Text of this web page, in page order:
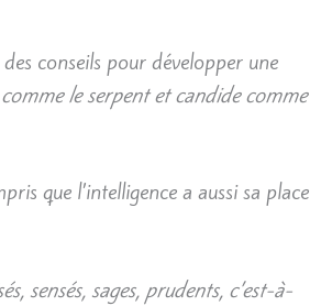
conseils pour développer une
le serpent et candide comme
que l’intelligence a aussi sa place
sensés, sages, prudents, c’est-à-